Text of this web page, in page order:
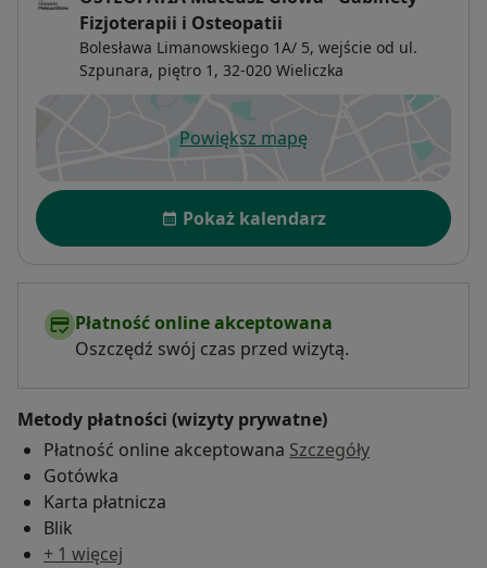
Fizjoterapii i Osteopatii
Bolesława Limanowskiego 1A/ 5, wejście od ul.
Szpunara, piętro 1, 32-020 Wieliczka
Powiększ mapęotwiera się w nowej karcie
Dostępność
Pokaż kalendarz
Płatność online akceptowana
Oszczędź swój czas przed wizytą.
Metody płatności (wizyty prywatne)
Płatność online akceptowana Szczegóły
Gotówka
Karta płatnicza
Blik
+ 1 więcej